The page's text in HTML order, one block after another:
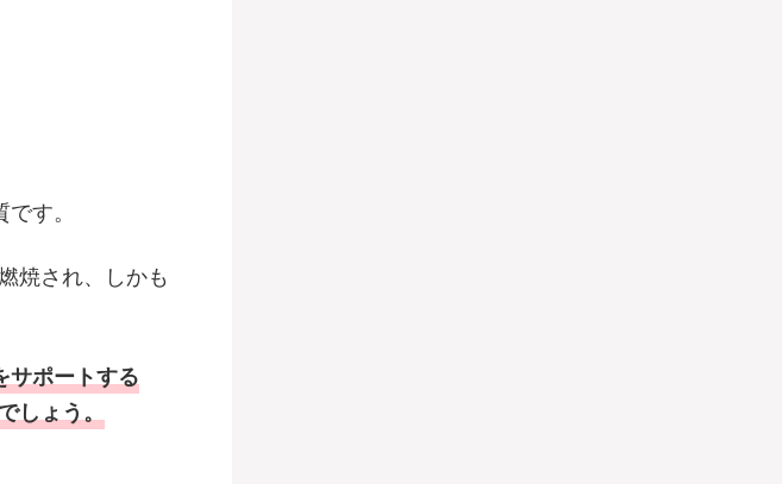
す。
焼され、しかも
サポートする
しょう。